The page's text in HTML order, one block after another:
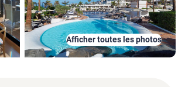
Afficher toutes les photos